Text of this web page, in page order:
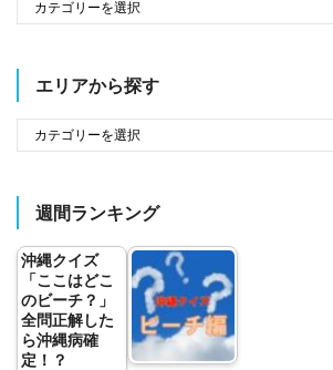
エリアから探す
週間ランキング
沖縄クイズ
「ここはどこ
のビーチ？」
全問正解した
ら沖縄病確
定！？